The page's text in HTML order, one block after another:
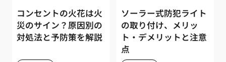
コンセントの火花は火
災のサイン？原因別の
対処法と予防策を解説
ソーラー式防犯ライト
の取り付け、メリッ
ト・デメリットと注意
点